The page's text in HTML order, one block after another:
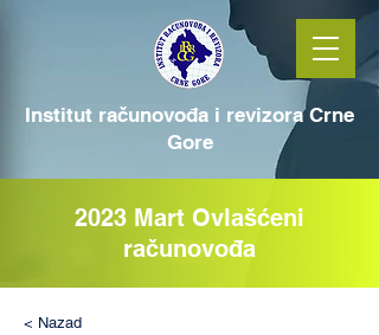
Institut računovođa i revizora Crne
Gore
2023 Mart Ovlašćeni
računovođa
< Nazad